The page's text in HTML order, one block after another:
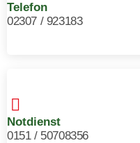
Telefon
02307 / 923183
Notdienst
0151 / 50708356